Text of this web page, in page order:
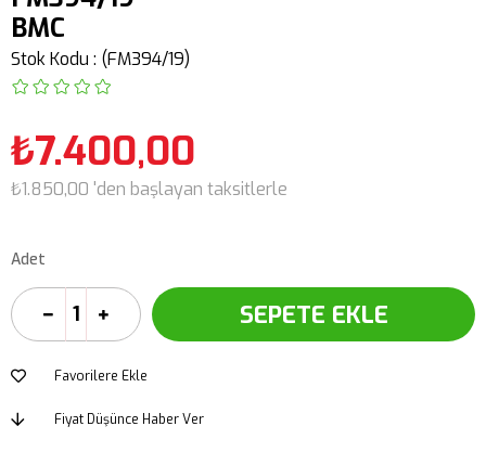
BMC
Stok Kodu (FM394/19)
₺7.400,00
₺1.850,00 'den başlayan taksitlerle
Adet
Favorilere Ekle
Fiyat Düşünce Haber Ver